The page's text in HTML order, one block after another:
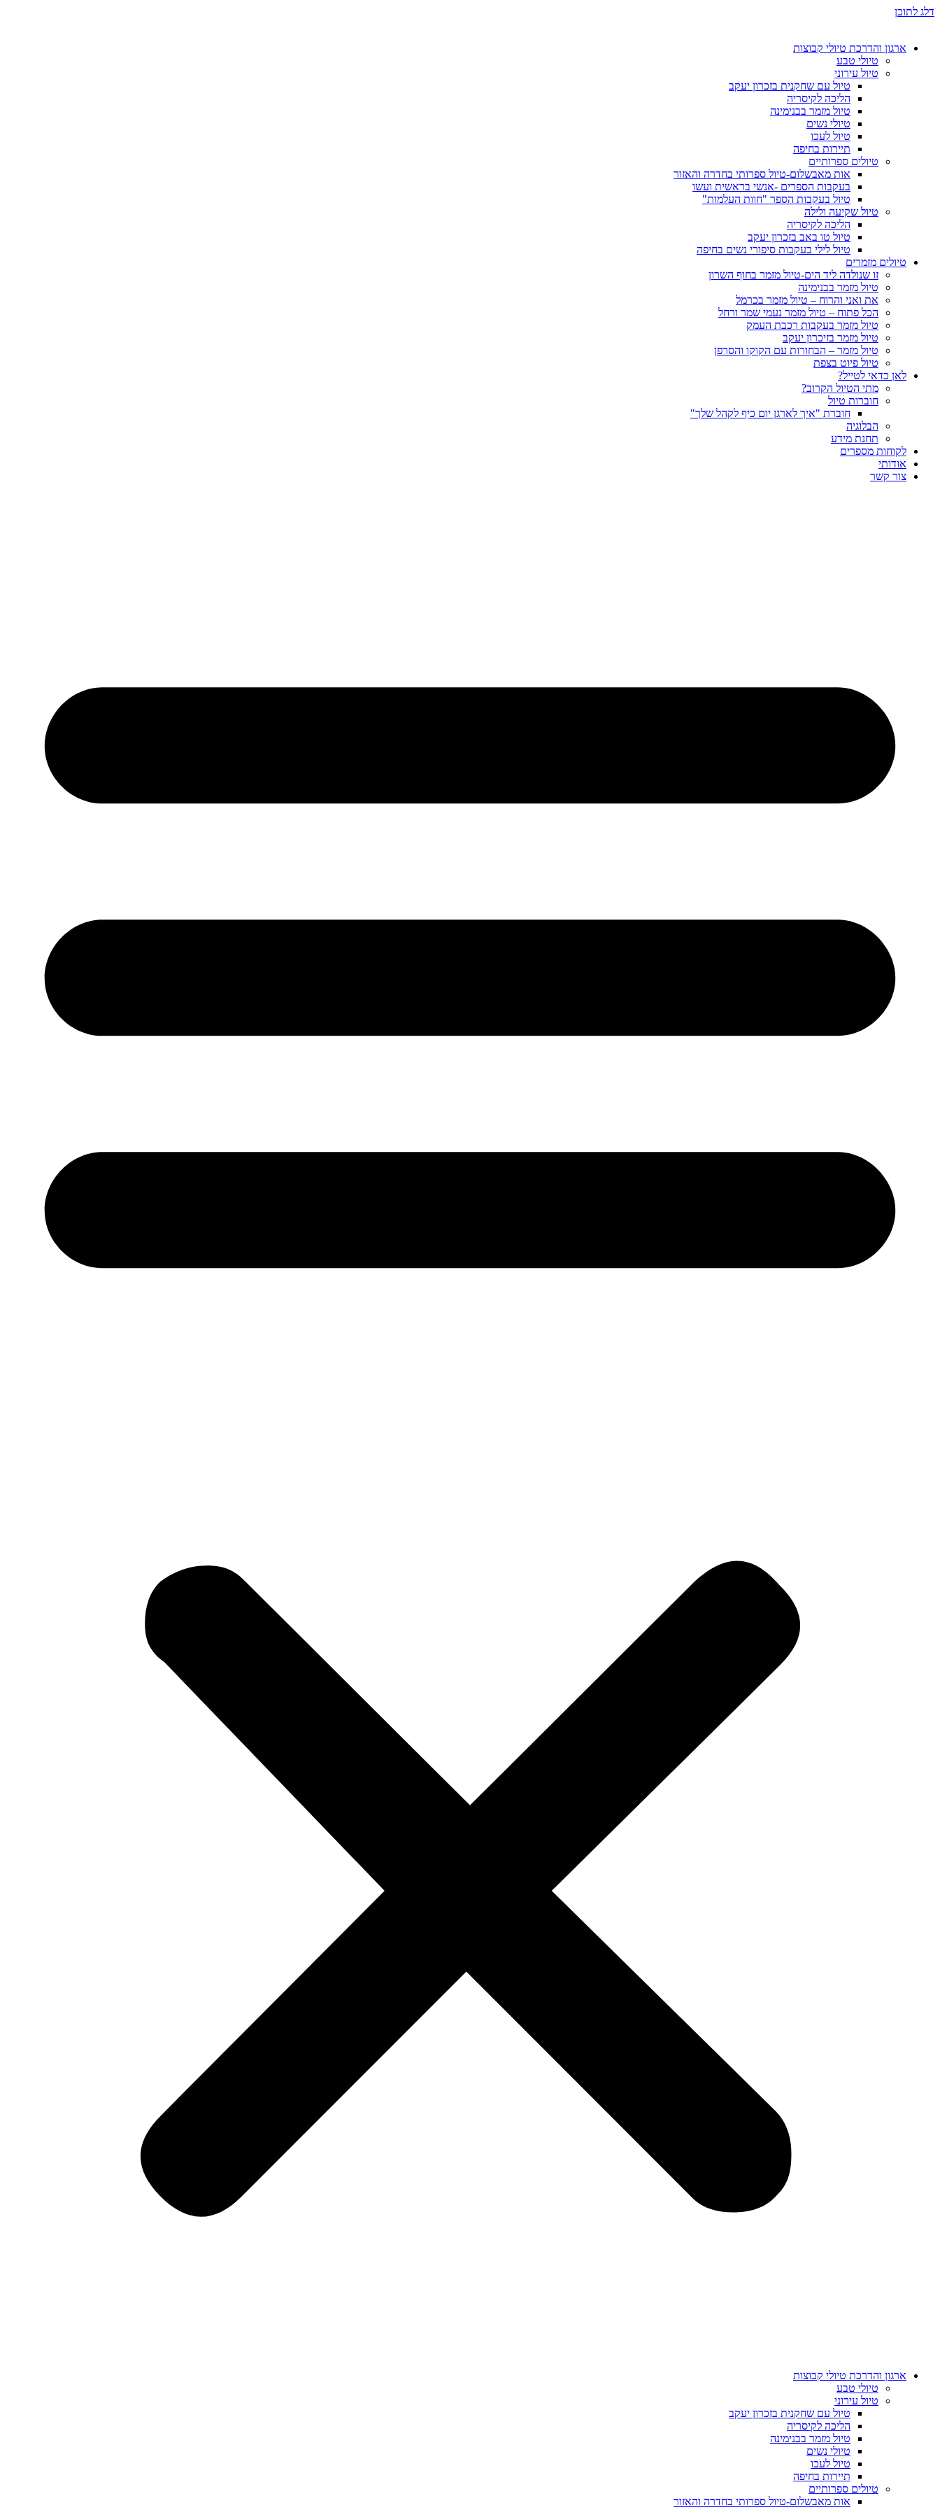
דלג לתוכן
ארגון והדרכת טיולי קבוצות
טיולי טבע
טיול עירוני
טיול עם שחקנית בזכרון יעקב
הליכה לקיסריה
טיול מזמר בבנימינה
טיולי נשים
טיול לעכו
תיירות בחיפה
טיולים ספרותיים
אות מאבשלום-טיול ספרותי בחדרה והאזור
בעקבות הספרים -אנשי בראשית ועשו
טיול בעקבות הספר "חוות העלמות"
טיול שקיעה ולילה
הליכה לקיסריה
טיול טו באב בזכרון יעקב
טיול לילי בעקבות סיפורי נשים בחיפה
טיולים מזמרים
זו שנולדה ליד הים-טיול מזמר בחוף השרון
טיול מזמר בבנימינה
את ואני והרוח – טיול מזמר בכרמל
הכל פתוח – טיול מזמר נעמי שמר ורחל
טיול מזמר בעקבות רכבת העמק
טיול מזמר בזיכרון יעקב
טיול מזמר – הבחורות עם הקוקו והסרפן
טיול פיוט בצפת
לאן כדאי לטייל?
מתי הטיול הקרוב?
חוברות טיול
חוברת "איך לארגן יום כיף לקהל שלך"
הבלוגיה
תחנת מידע
לקוחות מספרים
אודותי
צור קשר
ארגון והדרכת טיולי קבוצות
טיולי טבע
טיול עירוני
טיול עם שחקנית בזכרון יעקב
הליכה לקיסריה
טיול מזמר בבנימינה
טיולי נשים
טיול לעכו
תיירות בחיפה
טיולים ספרותיים
אות מאבשלום-טיול ספרותי בחדרה והאזור